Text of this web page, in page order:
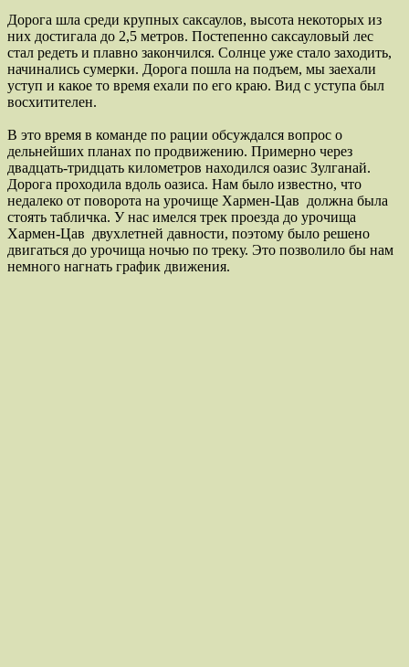
Дорога шла среди крупных саксаулов, высота некоторых из
них достигала до 2,5 метров. Постепенно саксауловый лес
стал редеть и плавно закончился. Солнце уже стало заходить,
начинались сумерки. Дорога пошла на подъем, мы заехали
уступ и какое то время ехали по его краю. Вид с уступа был
восхитителен.
В это время в команде по рации обсуждался вопрос о
дельнейших планах по продвижению. Примерно через
двадцать-тридцать километров находился оазис Зулганай.
Дорога проходила вдоль оазиса. Нам было известно, что
недалеко от поворота на урочище Хармен-Цав должна была
стоять табличка. У нас имелся трек проезда до урочища
Хармен-Цав двухлетней давности, поэтому было решено
двигаться до урочища ночью по треку. Это позволило бы нам
немного нагнать график движения.